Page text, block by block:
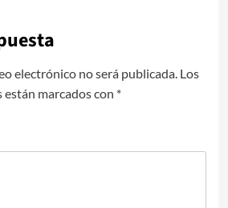
electrónico no será publicada. Los
marcados con *